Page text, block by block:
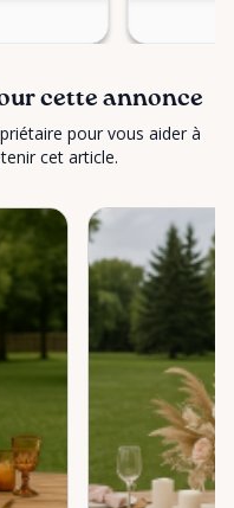
cette annonce
pour vous aider à
cet article.